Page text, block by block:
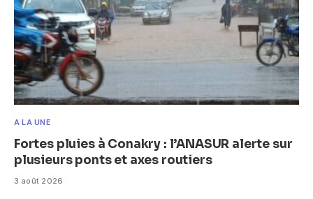
A LA UNE
Fortes pluies à Conakry : l’ANASUR alerte sur
plusieurs ponts et axes routiers
3 août 2026